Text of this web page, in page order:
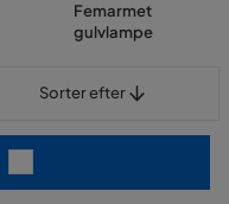
Femarmet
gulvlampe
Sorter efter